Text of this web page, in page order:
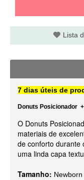
Lista
7 dias úteis de
Donuts Posicionador
O Donuts
materiais de
de conforto durante
uma linda capa
Tamanho: Newborn